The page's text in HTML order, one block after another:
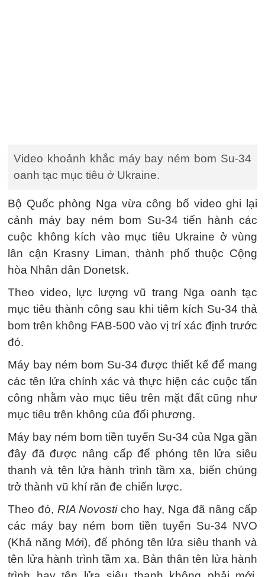
Video khoảnh khắc máy bay ném bom Su-34
oanh tạc mục tiêu ở Ukraine.
Bộ Quốc phòng Nga vừa công bố video ghi lại
cảnh máy bay ném bom Su-34 tiến hành các
cuộc không kích vào mục tiêu Ukraine ở vùng
lân cận Krasny Liman, thành phố thuộc Cộng
hòa Nhân dân Donetsk.
Theo video, lực lượng vũ trang Nga oanh tạc
mục tiêu thành công sau khi tiêm kích Su-34 thả
bom trên không FAB-500 vào vị trí xác định trước
đó.
Máy bay ném bom Su-34 được thiết kế để mang
các tên lửa chính xác và thực hiện các cuộc tấn
công nhằm vào mục tiêu trên mặt đất cũng như
mục tiêu trên không của đối phương.
Máy bay ném bom tiền tuyến Su-34 của Nga gần
đây đã được nâng cấp để phóng tên lửa siêu
thanh và tên lửa hành trình tầm xa, biến chúng
trở thành vũ khí răn đe chiến lược.
Theo đó, RIA Novosticho hay, Nga đã nâng cấp
các máy bay ném bom tiền tuyến Su-34 NVO
(Khả năng Mới), để phóng tên lửa siêu thanh và
tên lửa hành trình tầm xa. Bản thân tên lửa hành